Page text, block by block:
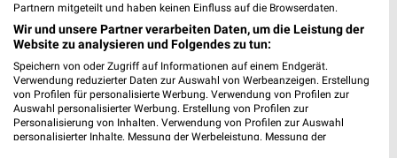
MEHR PROSPEKTE
Partnern mitgeteilt und haben keinen Einfluss auf die Browserdaten.
Wir und unsere Partner verarbeiten Daten, um die Leistung der
Website zu analysieren und Folgendes zu tun:
Speichern von oder Zugriff auf Informationen auf einem Endgerät.
Verwendung reduzierter Daten zur Auswahl von Werbeanzeigen. Erstellung
von Profilen für personalisierte Werbung. Verwendung von Profilen zur
Auswahl personalisierter Werbung. Erstellung von Profilen zur
Personalisierung von Inhalten. Verwendung von Profilen zur Auswahl
personalisierter Inhalte. Messung der Werbeleistung. Messung der